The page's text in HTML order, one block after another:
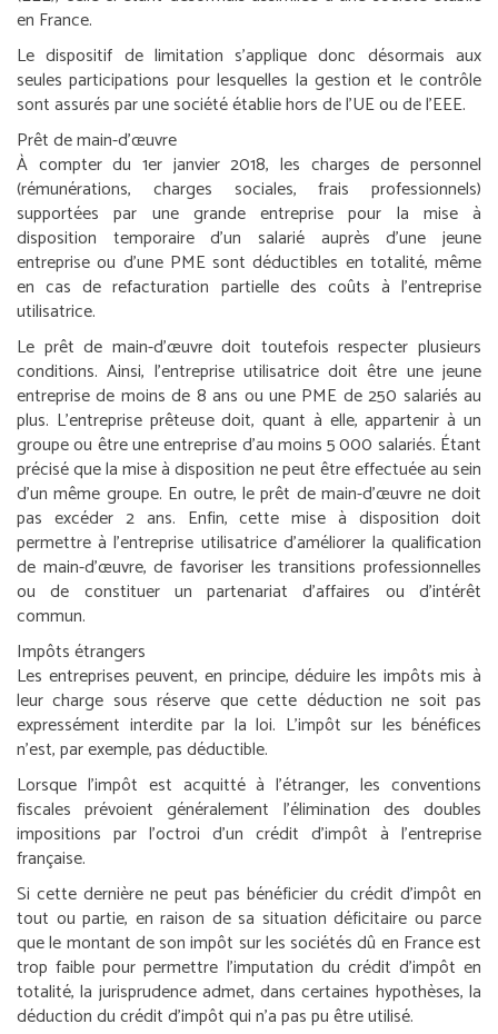
en France.
Le dispositif de limitation s’applique donc désormais aux
seules participations pour lesquelles la gestion et le contrôle
sont assurés par une société établie hors de l’UE ou de l’EEE.
Prêt de main-d’œuvre
À compter du 1er janvier 2018, les charges de personnel
(rémunérations, charges sociales, frais professionnels)
supportées par une grande entreprise pour la mise à
disposition temporaire d’un salarié auprès d’une jeune
entreprise ou d’une PME sont déductibles en totalité, même
en cas de refacturation partielle des coûts à l’entreprise
utilisatrice.
Le prêt de main-d’œuvre doit toutefois respecter plusieurs
conditions. Ainsi, l’entreprise utilisatrice doit être une jeune
entreprise de moins de 8 ans ou une PME de 250 salariés au
plus. L’entreprise prêteuse doit, quant à elle, appartenir à un
groupe ou être une entreprise d’au moins 5 000 salariés. Étant
précisé que la mise à disposition ne peut être effectuée au sein
d’un même groupe. En outre, le prêt de main-d’œuvre ne doit
pas excéder 2 ans. Enfin, cette mise à disposition doit
permettre à l’entreprise utilisatrice d’améliorer la qualification
de main-d’œuvre, de favoriser les transitions professionnelles
ou de constituer un partenariat d’affaires ou d’intérêt
commun.
Impôts étrangers
Les entreprises peuvent, en principe, déduire les impôts mis à
leur charge sous réserve que cette déduction ne soit pas
expressément interdite par la loi. L’impôt sur les bénéfices
n’est, par exemple, pas déductible.
Lorsque l’impôt est acquitté à l’étranger, les conventions
fiscales prévoient généralement l’élimination des doubles
impositions par l’octroi d’un crédit d’impôt à l’entreprise
française.
Si cette dernière ne peut pas bénéficier du crédit d’impôt en
tout ou partie, en raison de sa situation déficitaire ou parce
que le montant de son impôt sur les sociétés dû en France est
trop faible pour permettre l’imputation du crédit d’impôt en
totalité, la jurisprudence admet, dans certaines hypothèses, la
déduction du crédit d’impôt qui n’a pas pu être utilisé.